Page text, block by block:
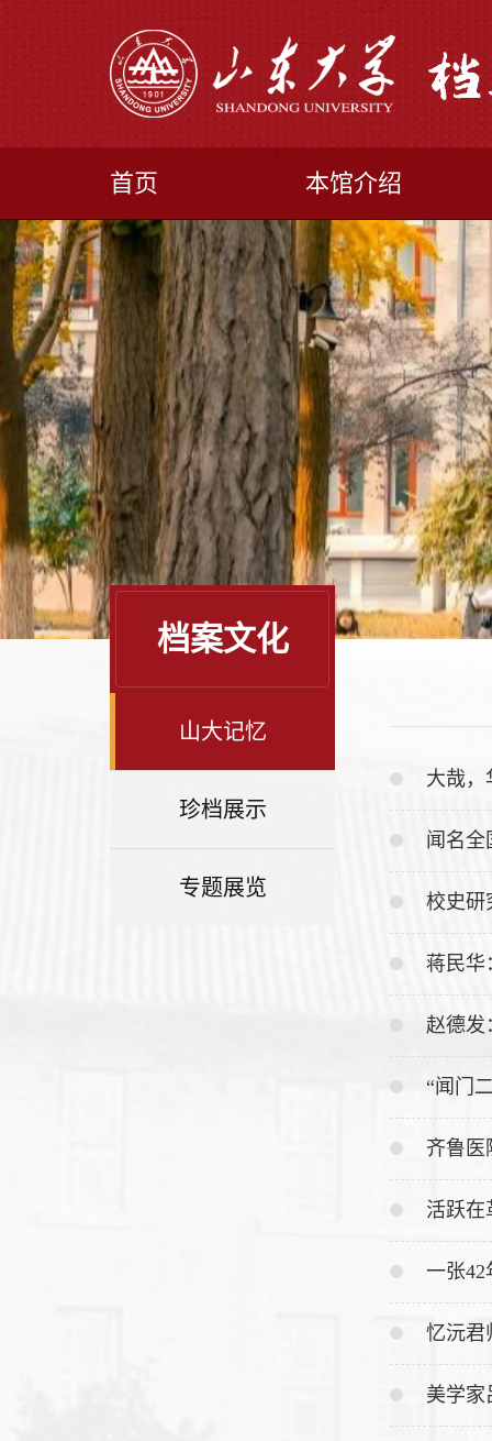
首页 本馆介绍
档案文化
山大记忆
珍档展示
专题展览
大哉
闻名全
校史
蒋民华
赵德发
“闻门
齐鲁医
活跃
一张42
忆沅君
美学家